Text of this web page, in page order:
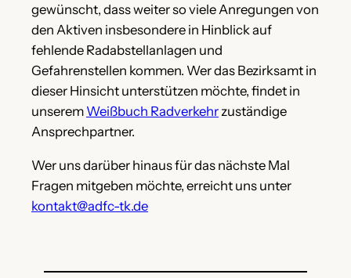
gewünscht, dass weiter so viele Anregungen von
den Aktiven insbesondere in Hinblick auf
fehlende Radabstellanlagen und
Gefahrenstellen kommen. Wer das Bezirksamt in
dieser Hinsicht unterstützen möchte, findet in
unserem Weißbuch Radverkehr zuständige
Ansprechpartner.
Wer uns darüber hinaus für das nächste Mal
Fragen mitgeben möchte, erreicht uns unter
kontakt@adfc-tk.de